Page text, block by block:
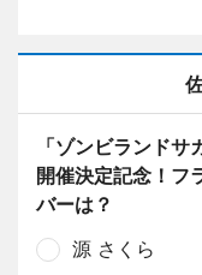
「ゾンビランド
開催決定記念！フ
バーは？
源 さくら